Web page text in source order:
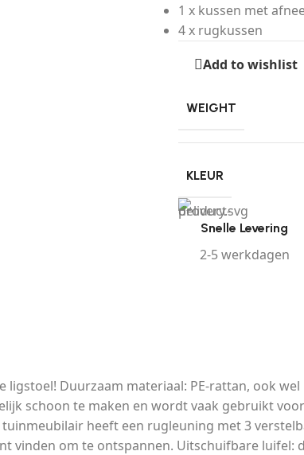
1 x kussen met
4 x rugkussen
Add to wishlist
WEIGHT
KLEUR
Snelle Levering
2-5 werkdagen
Duurzaam materiaal: PE-rattan, ook
schoon te maken en wordt vaak gebruikt
heeft een rugleuning met 3
vinden om te ontspannen. Uitschuifbare luifel: